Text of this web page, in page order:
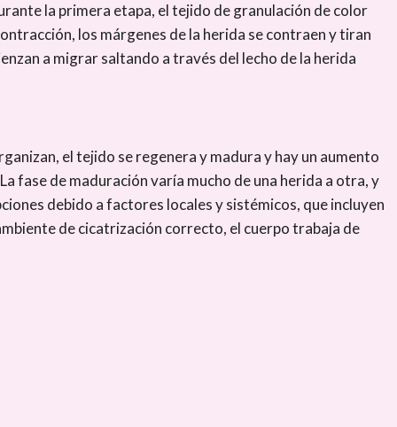
la primera etapa, el tejido de granulación de color
los márgenes de la herida se contraen y tiran
a migrar saltando a través del lecho de la herida
el tejido se regenera y madura y hay un aumento
fase de maduración varía mucho de una herida a otra, y
debido a factores locales y sistémicos, que incluyen
de cicatrización correcto, el cuerpo trabaja de